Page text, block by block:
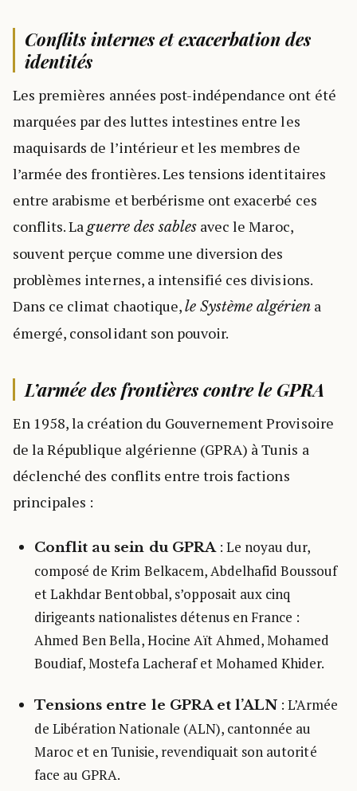
Conflits internes et exacerbation des
identités
Les premières années post-indépendance ont été
marquées par des luttes intestines entre les
maquisards de l’intérieur et les membres de
l’armée des frontières. Les tensions identitaires
entre arabisme et berbérisme ont exacerbé ces
conflits. Laguerre des sables avec le Maroc,
souvent perçue comme une diversion des
problèmes internes, a intensifié ces divisions.
Dans ce climat chaotique,le Système algériena
émergé, consolidant son pouvoir.
L’armée des frontières contre le GPRA
En 1958, la création du Gouvernement Provisoire
de la République algérienne (GPRA) à Tunis a
déclenché des conflits entre trois factions
principales :
Conflit au sein du GPRA: Le noyau dur,
composé de Krim Belkacem, Abdelhafid Boussouf
et Lakhdar Bentobbal, s’opposait aux cinq
dirigeants nationalistes détenus en France :
Ahmed Ben Bella, Hocine Aït Ahmed, Mohamed
Boudiaf, Mostefa Lacheraf et Mohamed Khider.
Tensions entre le GPRA et l’ALN : L’Armée
de Libération Nationale (ALN), cantonnée au
Maroc et en Tunisie, revendiquait son autorité
face au GPRA.